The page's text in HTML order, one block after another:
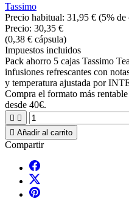
Tassimo
Precio habitual: 31,95 € (5% de
Precio: 30,35 €
(0,38 € cápsula)
Impuestos incluidos
Pack ahorro 5 cajas Tassimo
infusiones refrescantes con
y temperatura ajustada por
Compra el formato más
desde 40€.
 
 Añadir al carrito
Compartir